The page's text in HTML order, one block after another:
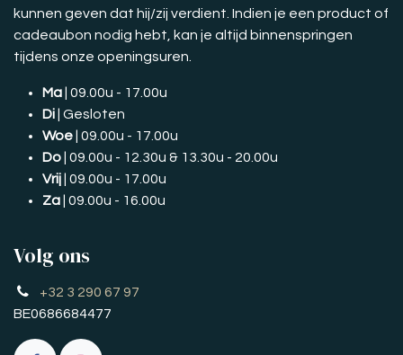
kunnen geven dat hij/zij verdient. Indien je een product of
cadeaubon nodig hebt, kan je altijd binnenspringen
tijdens onze openingsuren.
Ma | 09.00u - 17.00u
Di | Gesloten
Woe | 09.00u - 17.00u
Do | 09.00u - 12.30u & 13.30u - 20.00u
Vrij | 09.00u - 17.00u
Za | 09.00u - 16.00u
Volg ons
+32 3 290 67 97
BE0686684477